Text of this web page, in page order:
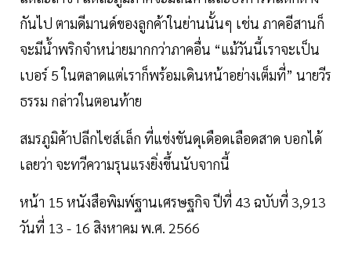
กันไป ตามดีมานด์ของลูกค้าในย่านนั้นๆ เช่น ภาคอีสานก็
จะมีน้ำพริกจำหน่ายมากกว่าภาคอื่น “แม้วันนี้เราจะเป็น
เบอร์ 5 ในตลาดแต่เราก็พร้อมเดินหน้าอย่างเต็มที่” นายวีร
ธรรม กล่าวในตอนท้าย
สมรภูมิค้าปลีกไซส์เล็ก ที่แข่งขันดุเดือดเลือดสาด บอกได้
เลยว่า จะทวีความรุนแรงยิ่งขึ้นนับจากนี้
หน้า 15 หนังสือพิมพ์ฐานเศรษฐกิจ ปีที่ 43 ฉบับที่ 3,913
วันที่ 13 - 16 สิงหาคม พ.ศ. 2566